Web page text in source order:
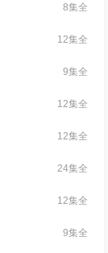
8集全
12集全
9集全
12集全
12集全
24集全
12集全
9集全